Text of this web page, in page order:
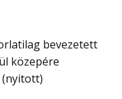
bevezetett
közepére
(nyitott)